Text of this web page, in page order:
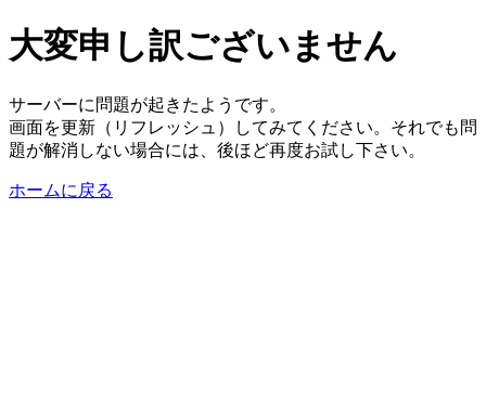
大変申し訳ございません
サーバーに問題が起きたようです。
画面を更新（リフレッシュ）してみてください。それでも問
題が解消しない場合には、後ほど再度お試し下さい。
ホームに戻る